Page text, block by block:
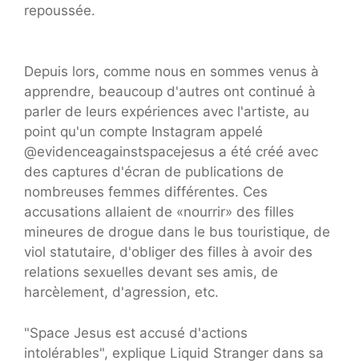
repoussée.
Depuis lors, comme nous en sommes venus à
apprendre, beaucoup d'autres ont continué à
parler de leurs expériences avec l'artiste, au
point qu'un compte Instagram appelé
@evidenceagainstspacejesus a été créé avec
des captures d'écran de publications de
nombreuses femmes différentes. Ces
accusations allaient de «nourrir» des filles
mineures de drogue dans le bus touristique, de
viol statutaire, d'obliger des filles à avoir des
relations sexuelles devant ses amis, de
harcèlement, d'agression, etc.
"Space Jesus est accusé d'actions
intolérables", explique Liquid Stranger dans sa